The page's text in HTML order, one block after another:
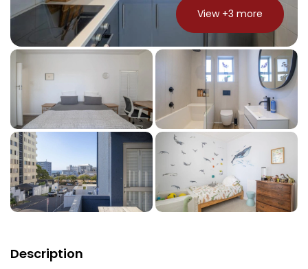
View +3 more
Description